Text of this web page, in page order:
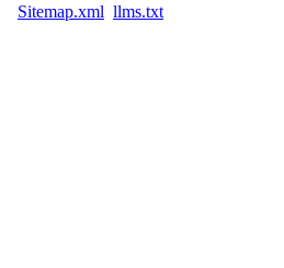
Sitemap.xml llms.txt